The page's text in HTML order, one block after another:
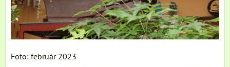
Foto: február 2023